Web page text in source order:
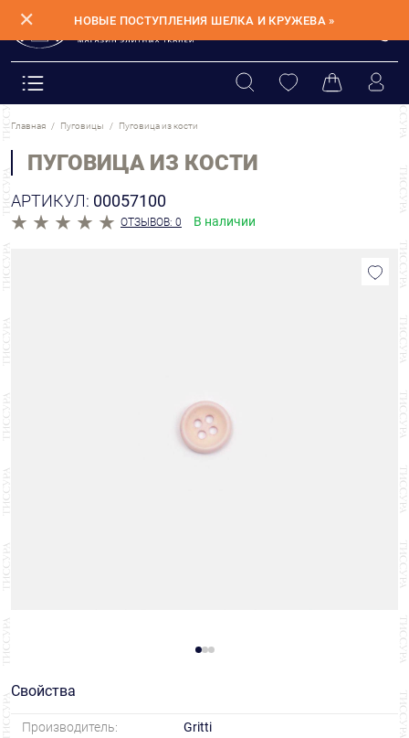
✕ НОВЫЕ ПОСТУПЛЕНИЯ ШЕЛКА И КРУЖЕВА »
Главная Пуговицы Пуговица из кости
ПУГОВИЦА ИЗ КОСТИ
АРТИКУЛ: 00057100
ОТЗЫВОВ: 0 В наличии
Свойства
Производитель:
Gritti